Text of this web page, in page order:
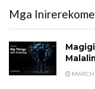
Mga